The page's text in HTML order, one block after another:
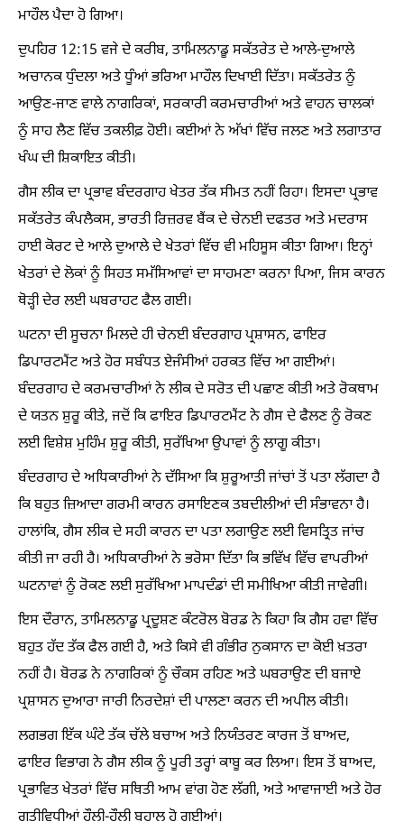
ਮਾਹੌਲ ਪੈਦਾ ਹੋ ਗਿਆ।
ਦੁਪਹਿਰ 12:15 ਵਜੇ ਦੇ ਕਰੀਬ, ਤਾਮਿਲਨਾਡੂ ਸਕੱਤਰੇਤ ਦੇ ਆਲੇ-ਦੁਆਲੇ
ਅਚਾਨਕ ਧੁੰਦਲਾ ਅਤੇ ਧੂੰਆਂ ਭਰਿਆ ਮਾਹੌਲ ਦਿਖਾਈ ਦਿੱਤਾ। ਸਕੱਤਰੇਤ ਨੂੰ
ਆਉਣ-ਜਾਣ ਵਾਲੇ ਨਾਗਰਿਕਾਂ, ਸਰਕਾਰੀ ਕਰਮਚਾਰੀਆਂ ਅਤੇ ਵਾਹਨ ਚਾਲਕਾਂ
ਨੂੰ ਸਾਹ ਲੈਣ ਵਿੱਚ ਤਕਲੀਫ਼ ਹੋਈ। ਕਈਆਂ ਨੇ ਅੱਖਾਂ ਵਿੱਚ ਜਲਣ ਅਤੇ ਲਗਾਤਾਰ
ਖੰਘ ਦੀ ਸ਼ਿਕਾਇਤ ਕੀਤੀ।
ਗੈਸ ਲੀਕ ਦਾ ਪ੍ਰਭਾਵ ਬੰਦਰਗਾਹ ਖੇਤਰ ਤੱਕ ਸੀਮਤ ਨਹੀਂ ਰਿਹਾ। ਇਸਦਾ ਪ੍ਰਭਾਵ
ਸਕੱਤਰੇਤ ਕੰਪਲੈਕਸ, ਭਾਰਤੀ ਰਿਜ਼ਰਵ ਬੈਂਕ ਦੇ ਚੇਨਈ ਦਫਤਰ ਅਤੇ ਮਦਰਾਸ
ਹਾਈ ਕੋਰਟ ਦੇ ਆਲੇ ਦੁਆਲੇ ਦੇ ਖੇਤਰਾਂ ਵਿੱਚ ਵੀ ਮਹਿਸੂਸ ਕੀਤਾ ਗਿਆ। ਇਨ੍ਹਾਂ
ਖੇਤਰਾਂ ਦੇ ਲੋਕਾਂ ਨੂੰ ਸਿਹਤ ਸਮੱਸਿਆਵਾਂ ਦਾ ਸਾਹਮਣਾ ਕਰਨਾ ਪਿਆ, ਜਿਸ ਕਾਰਨ
ਥੋੜ੍ਹੀ ਦੇਰ ਲਈ ਘਬਰਾਹਟ ਫੈਲ ਗਈ।
ਘਟਨਾ ਦੀ ਸੂਚਨਾ ਮਿਲਦੇ ਹੀ ਚੇਨਈ ਬੰਦਰਗਾਹ ਪ੍ਰਸ਼ਾਸਨ, ਫਾਇਰ
ਡਿਪਾਰਟਮੈਂਟ ਅਤੇ ਹੋਰ ਸਬੰਧਤ ਏਜੰਸੀਆਂ ਹਰਕਤ ਵਿੱਚ ਆ ਗਈਆਂ।
ਬੰਦਰਗਾਹ ਦੇ ਕਰਮਚਾਰੀਆਂ ਨੇ ਲੀਕ ਦੇ ਸਰੋਤ ਦੀ ਪਛਾਣ ਕੀਤੀ ਅਤੇ ਰੋਕਥਾਮ
ਦੇ ਯਤਨ ਸ਼ੁਰੂ ਕੀਤੇ, ਜਦੋਂ ਕਿ ਫਾਇਰ ਡਿਪਾਰਟਮੈਂਟ ਨੇ ਗੈਸ ਦੇ ਫੈਲਣ ਨੂੰ ਰੋਕਣ
ਲਈ ਵਿਸ਼ੇਸ਼ ਮੁਹਿੰਮ ਸ਼ੁਰੂ ਕੀਤੀ, ਸੁਰੱਖਿਆ ਉਪਾਵਾਂ ਨੂੰ ਲਾਗੂ ਕੀਤਾ।
ਬੰਦਰਗਾਹ ਦੇ ਅਧਿਕਾਰੀਆਂ ਨੇ ਦੱਸਿਆ ਕਿ ਸ਼ੁਰੂਆਤੀ ਜਾਂਚਾਂ ਤੋਂ ਪਤਾ ਲੱਗਦਾ ਹੈ
ਕਿ ਬਹੁਤ ਜ਼ਿਆਦਾ ਗਰਮੀ ਕਾਰਨ ਰਸਾਇਣਕ ਤਬਦੀਲੀਆਂ ਦੀ ਸੰਭਾਵਨਾ ਹੈ।
ਹਾਲਾਂਕਿ, ਗੈਸ ਲੀਕ ਦੇ ਸਹੀ ਕਾਰਨ ਦਾ ਪਤਾ ਲਗਾਉਣ ਲਈ ਵਿਸਤ੍ਰਿਤ ਜਾਂਚ
ਕੀਤੀ ਜਾ ਰਹੀ ਹੈ। ਅਧਿਕਾਰੀਆਂ ਨੇ ਭਰੋਸਾ ਦਿੱਤਾ ਕਿ ਭਵਿੱਖ ਵਿੱਚ ਵਾਪਰੀਆਂ
ਘਟਨਾਵਾਂ ਨੂੰ ਰੋਕਣ ਲਈ ਸੁਰੱਖਿਆ ਮਾਪਦੰਡਾਂ ਦੀ ਸਮੀਖਿਆ ਕੀਤੀ ਜਾਵੇਗੀ।
ਇਸ ਦੌਰਾਨ, ਤਾਮਿਲਨਾਡੂ ਪ੍ਰਦੂਸ਼ਣ ਕੰਟਰੋਲ ਬੋਰਡ ਨੇ ਕਿਹਾ ਕਿ ਗੈਸ ਹਵਾ ਵਿੱਚ
ਬਹੁਤ ਹੱਦ ਤੱਕ ਫੈਲ ਗਈ ਹੈ, ਅਤੇ ਕਿਸੇ ਵੀ ਗੰਭੀਰ ਨੁਕਸਾਨ ਦਾ ਕੋਈ ਖ਼ਤਰਾ
ਨਹੀਂ ਹੈ। ਬੋਰਡ ਨੇ ਨਾਗਰਿਕਾਂ ਨੂੰ ਚੌਕਸ ਰਹਿਣ ਅਤੇ ਘਬਰਾਉਣ ਦੀ ਬਜਾਏ
ਪ੍ਰਸ਼ਾਸਨ ਦੁਆਰਾ ਜਾਰੀ ਨਿਰਦੇਸ਼ਾਂ ਦੀ ਪਾਲਣਾ ਕਰਨ ਦੀ ਅਪੀਲ ਕੀਤੀ।
ਲਗਭਗ ਇੱਕ ਘੰਟੇ ਤੱਕ ਚੱਲੇ ਬਚਾਅ ਅਤੇ ਨਿਯੰਤਰਣ ਕਾਰਜ ਤੋਂ ਬਾਅਦ,
ਫਾਇਰ ਵਿਭਾਗ ਨੇ ਗੈਸ ਲੀਕ ਨੂੰ ਪੂਰੀ ਤਰ੍ਹਾਂ ਕਾਬੂ ਕਰ ਲਿਆ। ਇਸ ਤੋਂ ਬਾਅਦ,
ਪ੍ਰਭਾਵਿਤ ਖੇਤਰਾਂ ਵਿੱਚ ਸਥਿਤੀ ਆਮ ਵਾਂਗ ਹੋਣ ਲੱਗੀ, ਅਤੇ ਆਵਾਜਾਈ ਅਤੇ ਹੋਰ
ਗਤੀਵਿਧੀਆਂ ਹੌਲੀ-ਹੌਲੀ ਬਹਾਲ ਹੋ ਗਈਆਂ।